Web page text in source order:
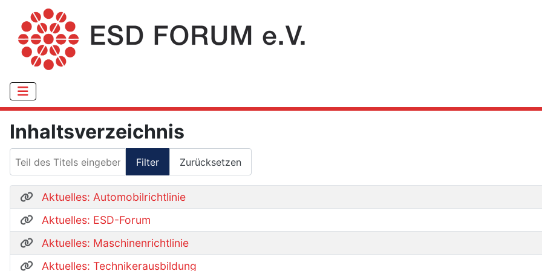
Inhaltsverzeichnis
Filter Zurücksetzen
Aktuelles: Automobilrichtlinie
Aktuelles: ESD-Forum
Aktuelles: Maschinenrichtlinie
Aktuelles: Technikerausbildung